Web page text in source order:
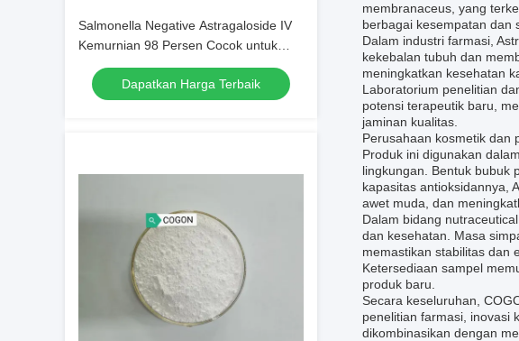
Salmonella Negative Astragaloside IV
Kemurnian 98 Persen Cocok untuk
formulasi kosmetik dan suplemen gizi
Dapatkan Harga Terbaik
membranaceus, yang
berbagai kesempatan dan
Dalam industri farmasi,
kekebalan tubuh dan
meningkatkan kesehatan
Laboratorium penelitian
potensi terapeutik baru,
jaminan kualitas.
Perusahaan kosmetik dan
Produk ini digunakan
lingkungan. Bentuk bubuk
kapasitas antioksidannya,
awet muda, dan
Dalam bidang
dan kesehatan. Masa
memastikan stabilitas dan
Ketersediaan sampel
produk baru.
Secara keseluruhan,
penelitian farmasi, inovasi
dikombinasikan dengan